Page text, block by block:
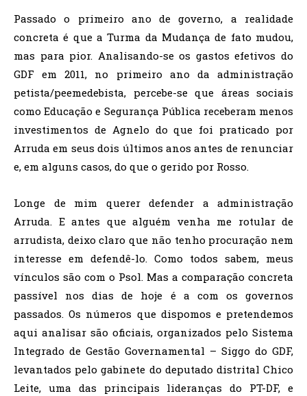
Passado o primeiro ano de governo, a realidade
concreta é que a Turma da Mudança de fato mudou,
mas para pior. Analisando-se os gastos efetivos do
GDF em 2011, no primeiro ano da administração
petista/peemedebista, percebe-se que áreas sociais
como Educação e Segurança Pública receberam menos
investimentos de Agnelo do que foi praticado por
Arruda em seus dois últimos anos antes de renunciar
e, em alguns casos, do que o gerido por Rosso.
Longe de mim querer defender a administração
Arruda. E antes que alguém venha me rotular de
arrudista, deixo claro que não tenho procuração nem
interesse em defendê-lo. Como todos sabem, meus
vínculos são com o Psol. Mas a comparação concreta
passível nos dias de hoje é a com os governos
passados. Os números que dispomos e pretendemos
aqui analisar são oficiais, organizados pelo Sistema
Integrado de Gestão Governamental – Siggo do GDF,
levantados pelo gabinete do deputado distrital Chico
Leite, uma das principais lideranças do PT-DF, e